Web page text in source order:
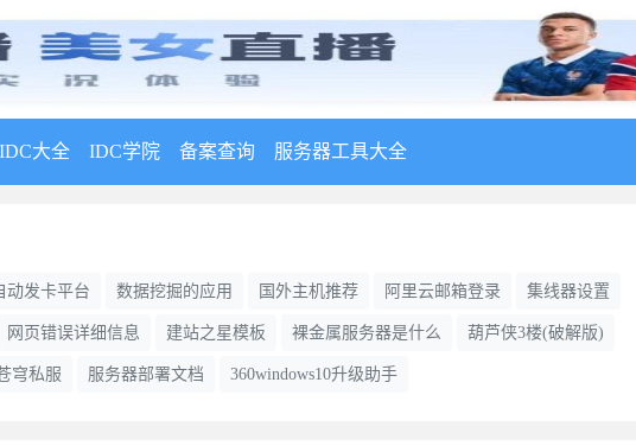
IDC大全 IDC学院 备案查询 服务器工具大全
动发卡平台 数据挖掘的应用 国外主机推荐 阿里云邮箱登录 集线器设置
网页错误详细信息 建站之星模板 裸金属服务器是什么 葫芦侠3楼(破解版)
穹私服 服务器部署文档 360windows10升级助手